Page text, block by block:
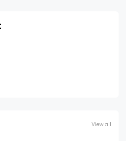
View all